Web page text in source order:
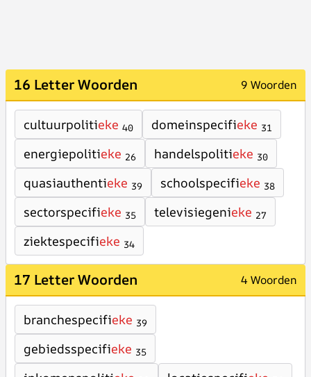
16 Letter Woorden 9 Woorden
cultuurpolitieke 40 domeinspecifieke 31
energiepolitieke 26 handelspolitieke 30
quasiauthentieke 39 schoolspecifieke 38
sectorspecifieke 35 televisiegenieke 27
ziektespecifieke 34
17 Letter Woorden 4 Woorden
branchespecifieke 39
gebiedsspecifieke 35